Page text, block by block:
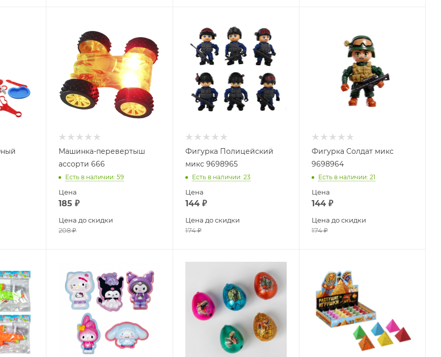
Машинка-перевертыш
ассорти 666
Есть в наличии: 59
Цена
185 ₽
Цена до скидки
208₽
Фигурка Полицейский
микс 9698965
Есть в наличии: 23
Цена
144₽
Цена до скидки
174₽
Фигурка Солдат микс
9698964
Есть в наличии: 21
Цена
144₽
Цена до скидки
174₽